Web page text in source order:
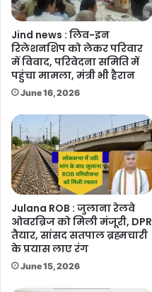
Jind news : लिव-इन
रिलेशनशिप को लेकर परिवार
में विवाद, परिवेदना समिति में
पहुंचा मामला, मंत्री भी हैरान
June 16, 2026
Julana ROB : जुलाना रेलवे
ओवरब्रिज को मिली मंजूरी, DPR
तैयार, सांसद सतपाल ब्रह्मचारी
के प्रयास लाए रंग
June 15, 2026